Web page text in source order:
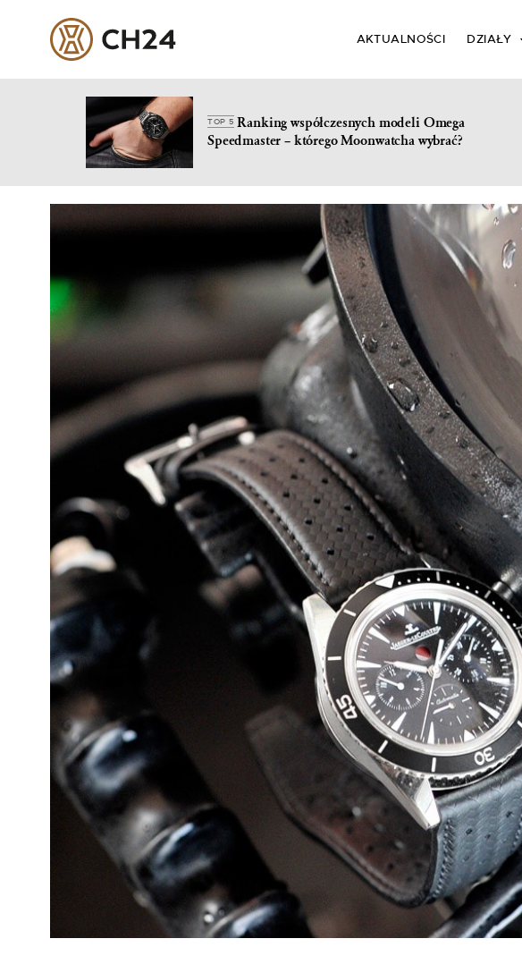
content
AKTUALNOŚCI DZIAŁY
TOP 5Ranking współczesnych modeli Omega
Speedmaster – którego Moonwatcha wybrać?